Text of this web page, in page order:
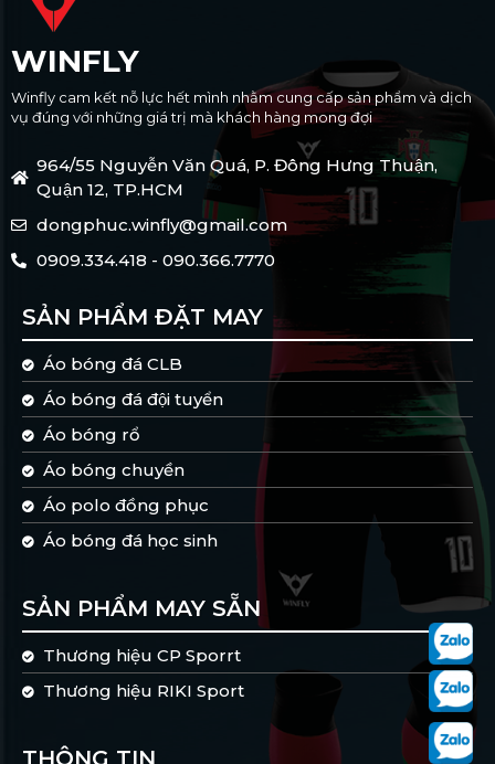
WINFLY
Winfly cam kết nỗ lực hết mình nhằm cung cấp sản phẩm và dịch
vụ đúng với những giá trị mà khách hàng mong đợi
964/55 Nguyễn Văn Quá, P. Đông Hưng Thuận,
Quận 12, TP.HCM
dongphuc.winfly@gmail.com
0909.334.418 - 090.366.7770
SẢN PHẨM ĐẶT MAY
Áo bóng đá CLB
Áo bóng đá đội tuyển
Áo bóng rổ
Áo bóng chuyền
Áo polo đồng phục
Áo bóng đá học sinh
SẢN PHẨM MAY SẴN
Thương hiệu CP Sporrt
Thương hiệu RIKI Sport